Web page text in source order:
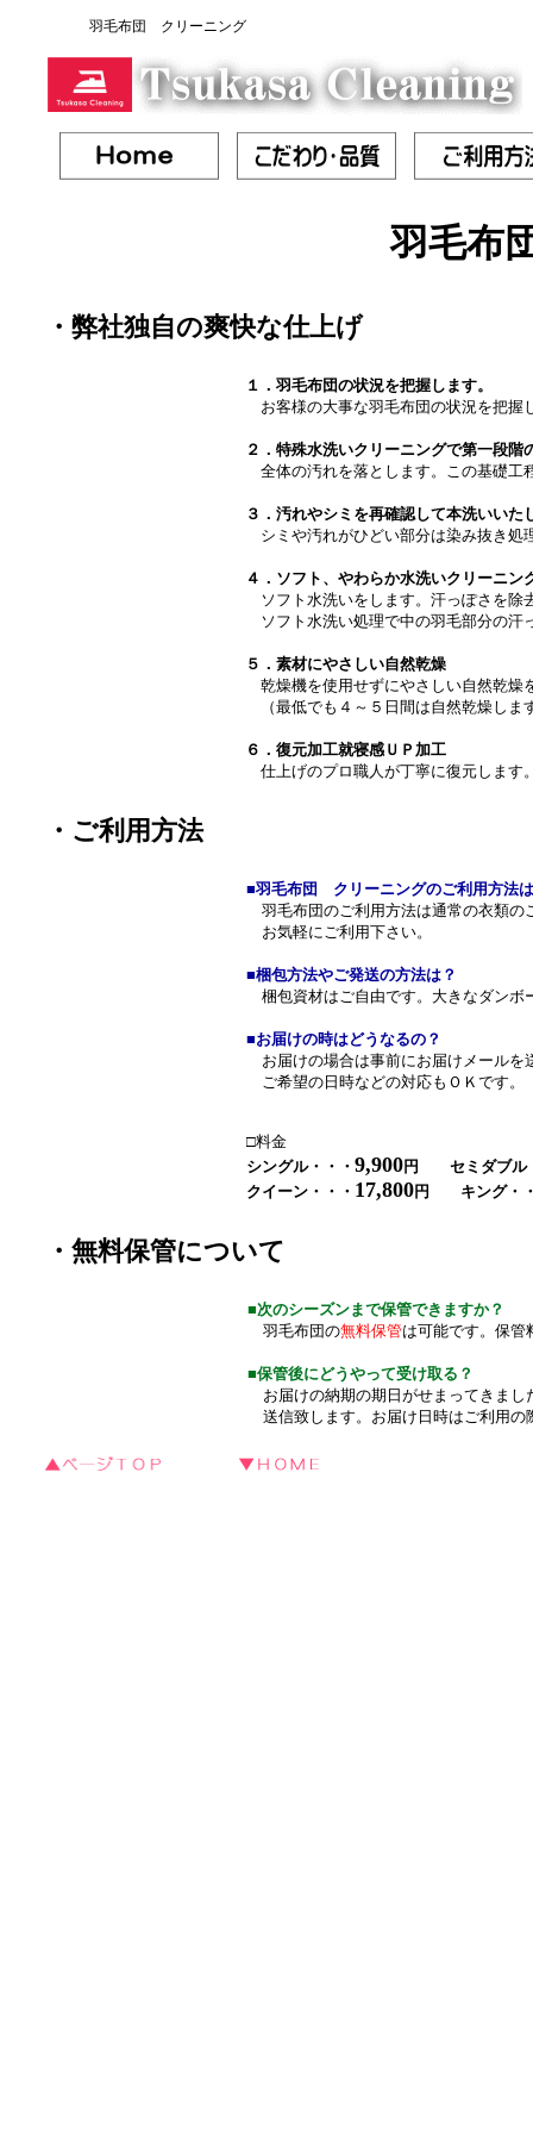
羽毛布団 クリーニング
羽毛布
・弊社独自の爽快な仕上げ
１．羽毛布団の状況を把握します。
お客様の大事な羽毛布団の状況を把
２．特殊水洗いクリーニングで第一段階
全体の汚れを落とします。この基礎工
３．汚れやシミを再確認して本洗いいた
シミや汚れがひどい部分は染み抜き
４．ソフト、やわらか水洗いクリーニン
ソフト水洗いをします。汗っぽさを
ソフト水洗い処理で中の羽毛部分の汗
５．素材にやさしい自然乾燥
乾燥機を使用せずにやさしい自然乾燥
（最低でも４～５日間は自然乾燥しま
６．復元加工就寝感ＵＰ加工
仕上げのプロ職人が丁寧に復元します
・ご利用方法
■羽毛布団 クリーニングのご利用方法
羽毛布団のご利用方法は通常の衣類の
お気軽にご利用下さい。
■梱包方法やご発送の方法は？
梱包資材はご自由です。大きなダン
■お届けの時はどうなるの？
お届けの場合は事前にお届けメールを
ご希望の日時などの対応もＯＫです。
□料金
シングル・・・ 9,900円 セミダブル
クイーン・・・ 17,800円 キング・
・無料保管について
■次のシーズンまで保管できますか？
羽毛布団の無料保管は可能です。保管
■保管後にどうやって受け取る？
お届けの納期の期日がせまってきまし
送信致します。お届け日時はご利用の